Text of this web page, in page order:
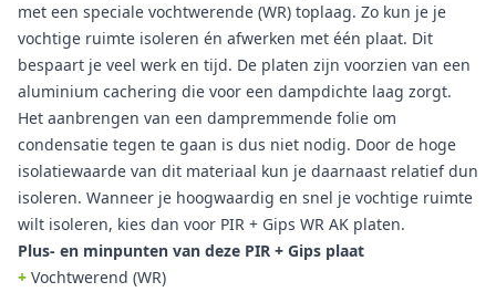
met een speciale vochtwerende (WR) toplaag. Zo kun je je
vochtige ruimte isoleren én afwerken met één plaat. Dit
bespaart je veel werk en tijd. De platen zijn voorzien van een
aluminium cachering die voor een dampdichte laag zorgt.
Het aanbrengen van een dampremmende folie om
condensatie tegen te gaan is dus niet nodig. Door de hoge
isolatiewaarde van dit materiaal kun je daarnaast relatief dun
isoleren. Wanneer je hoogwaardig en snel je vochtige ruimte
wilt isoleren, kies dan voor PIR + Gips WR AK platen.
Plus- en minpunten van deze PIR + Gips plaat
+ Vochtwerend (WR)